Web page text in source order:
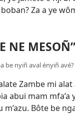
Za a ye
NE MESOÑ”
be nyiñ aval ényiñ avé?
Zambe mi
abui mam mfa’a
Bôte be